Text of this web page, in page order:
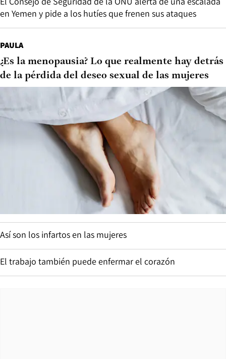
en Yemen y pide a los hutíes que frenen sus ataques
PAULA
¿Es la menopausia? Lo que realmente hay detrás
de la pérdida del deseo sexual de las mujeres
Así son los infartos en las mujeres
El trabajo también puede enfermar el corazón